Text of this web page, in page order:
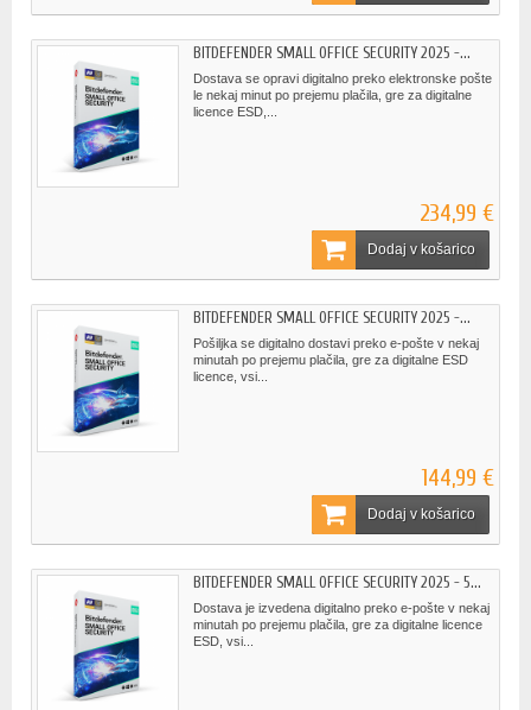
BITDEFENDER SMALL OFFICE SECURITY 2025 -...
Dostava se opravi digitalno preko elektronske pošte
le nekaj minut po prejemu plačila, gre za digitalne
licence ESD,...
234,99 €
Dodaj v košarico
BITDEFENDER SMALL OFFICE SECURITY 2025 -...
Pošiljka se digitalno dostavi preko e-pošte v nekaj
minutah po prejemu plačila, gre za digitalne ESD
licence, vsi...
144,99 €
Dodaj v košarico
BITDEFENDER SMALL OFFICE SECURITY 2025 - 5...
Dostava je izvedena digitalno preko e-pošte v nekaj
minutah po prejemu plačila, gre za digitalne licence
ESD, vsi...